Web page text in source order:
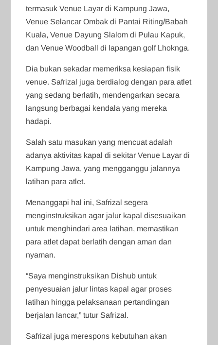
termasuk Venue Layar di Kampung Jawa,
Venue Selancar Ombak di Pantai Riting/Babah
Kuala, Venue Dayung Slalom di Pulau Kapuk,
dan Venue Woodball di lapangan golf Lhoknga.
Dia bukan sekadar memeriksa kesiapan fisik
venue. Safrizal juga berdialog dengan para atlet
yang sedang berlatih, mendengarkan secara
langsung berbagai kendala yang mereka
hadapi.
Salah satu masukan yang mencuat adalah
adanya aktivitas kapal di sekitar Venue Layar di
Kampung Jawa, yang mengganggu jalannya
latihan para atlet.
Menanggapi hal ini, Safrizal segera
menginstruksikan agar jalur kapal disesuaikan
untuk menghindari area latihan, memastikan
para atlet dapat berlatih dengan aman dan
nyaman.
“Saya menginstruksikan Dishub untuk
penyesuaian jalur lintas kapal agar proses
latihan hingga pelaksanaan pertandingan
berjalan lancar,” tutur Safrizal.
Safrizal juga merespons kebutuhan akan